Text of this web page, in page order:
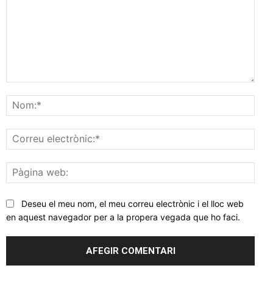
web:
Deseu el meu nom, el meu correu electrònic i el lloc web
en aquest navegador per a la propera vegada que ho faci.